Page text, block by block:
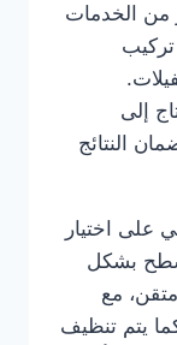
من الخدمات
تركيب
إلى
النتائج
على اختيار
بشكل
مع
يتم تنظيف